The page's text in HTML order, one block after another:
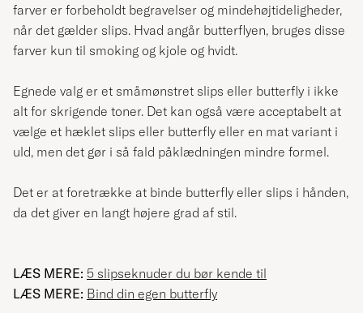
farver er forbeholdt begravelser og mindehøjtideligheder,
når det gælder slips. Hvad angår butterflyen, bruges disse
farver kun til smoking og kjole og hvidt.
Egnede valg er et småmønstret slips eller butterfly i ikke
alt for skrigende toner. Det kan også være acceptabelt at
vælge et hæklet slips eller butterfly eller en mat variant i
uld, men det gør i så fald påklædningen mindre formel.
Det er at foretrække at binde butterfly eller slips i hånden,
da det giver en langt højere grad af stil.
LÆS MERE: 5 slipseknuder du bør kende til
LÆS MERE: Bind din egen butterfly